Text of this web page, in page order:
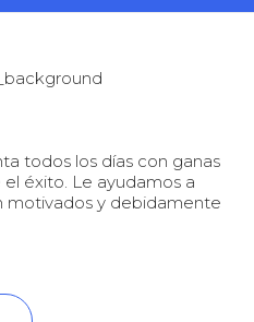
todos los días con ganas
éxito. Le ayudamos a
motivados y debidamente